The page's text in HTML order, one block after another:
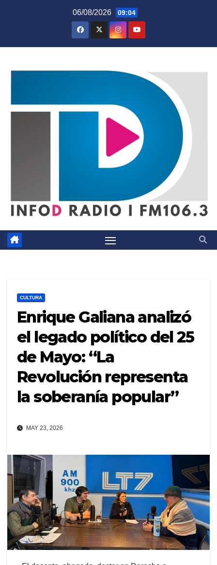
06/08/2026 09:04
CULTURA
Enrique Galiana analizó
el legado político del 25
de Mayo: “La
Revolución representa
la soberanía popular”
MAY 23, 2026